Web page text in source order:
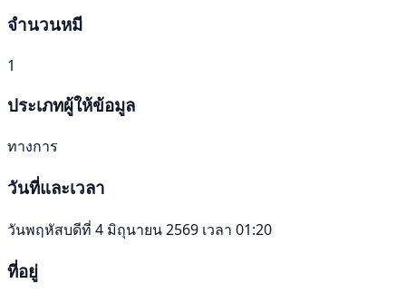
จำนวนหมี
1
ประเภทผู้ให้ข้อมูล
ทางการ
วันที่และเวลา
วันพฤหัสบดีที่ 4 มิถุนายน 2569 เวลา 01:20
ที่อยู่